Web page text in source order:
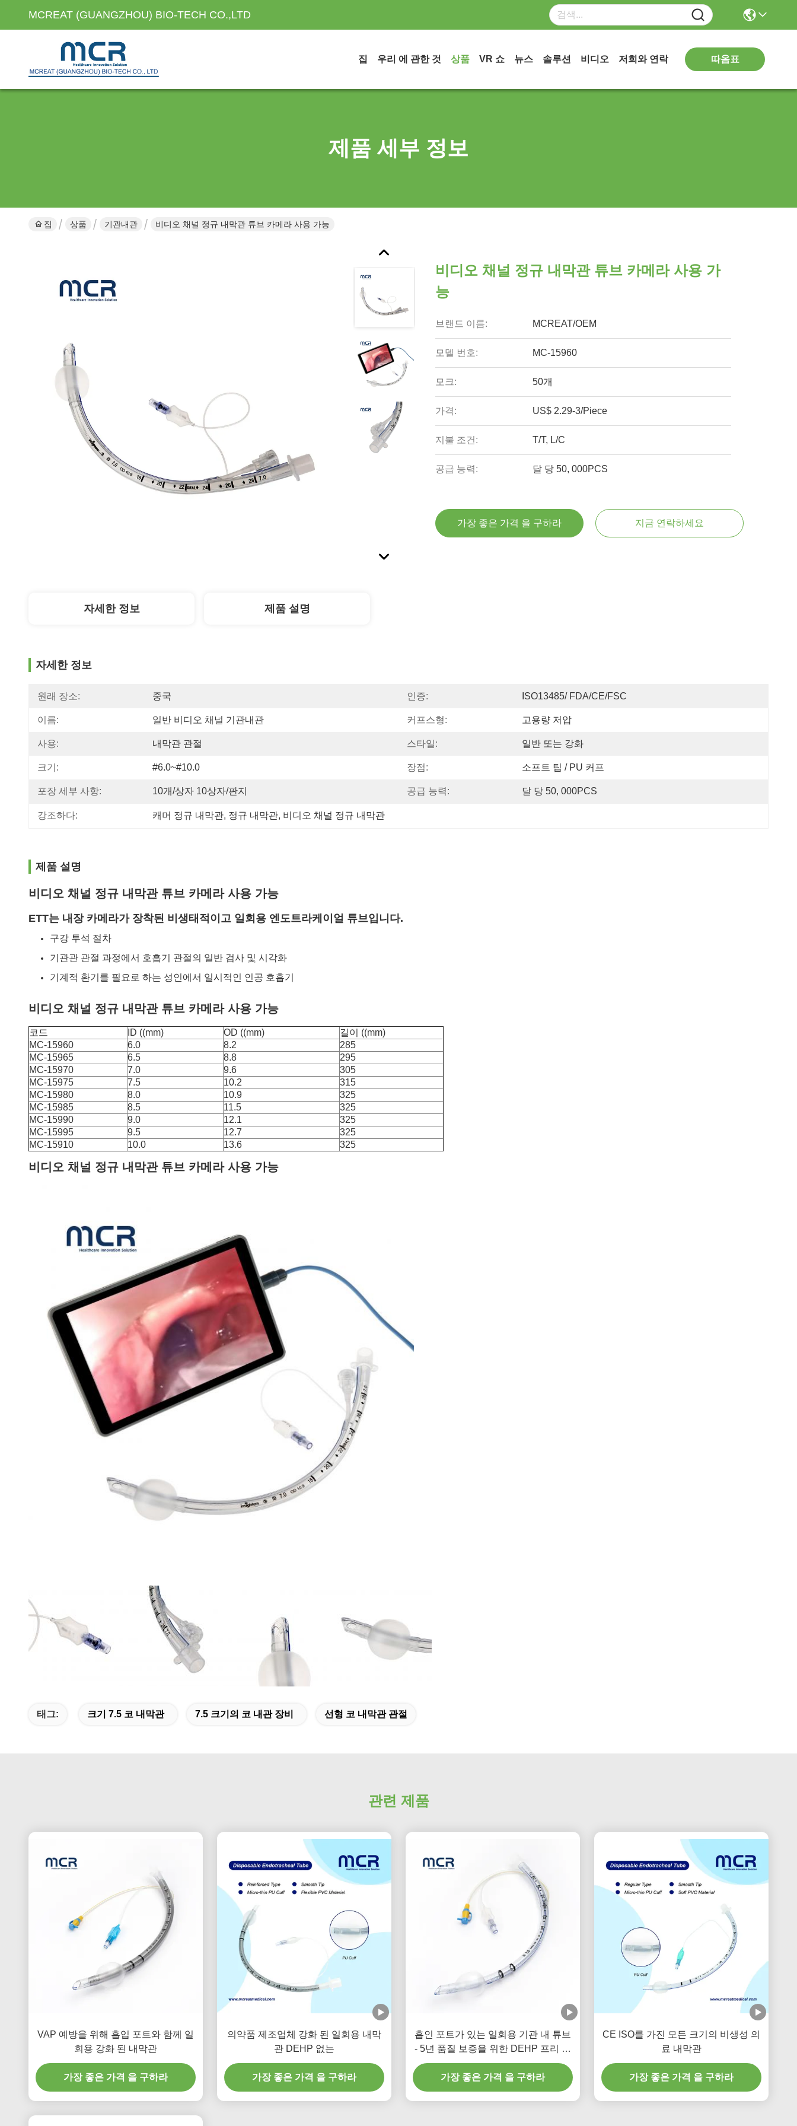
MCREAT (GUANGZHOU) BIO-TECH CO.,LTD
집 우리 에 관한 것 상품 VR 쇼 뉴스 솔루션 비디오 저희와 연락 따옴표
제품 세부 정보
집 상품 기관내관 비디오 채널 정규 내막관 튜브 카메라 사용 가능
비디오 채널 정규 내막관 튜브 카메라 사용 가
능
브랜드 이름: MCREAT/OEM
모델 번호: MC-15960
모크: 50개
가격: US$ 2.29-3/Piece
지불 조건: T/T, L/C
공급 능력: 달 당 50, 000PCS
가장 좋은 가격 을 구하라 지금 연락하세요
자세한 정보 제품 설명
자세한 정보
원래 장소: 중국 인증: ISO13485/ FDA/CE/FSC
이름: 일반 비디오 채널 기관내관 커프스형: 고용량 저압
사용: 내막관 관절 스타일: 일반 또는 강화
크기: #6.0~#10.0 장점: 소프트 팁 / PU 커프
포장 세부 사항: 10개/상자 10상자/판지 공급 능력: 달 당 50, 000PCS
강조하다: 캐머 정규 내막관, 정규 내막관, 비디오 채널 정규 내막관
제품 설명
비디오 채널 정규 내막관 튜브 카메라 사용 가능
ETT는 내장 카메라가 장착된 비생태적이고 일회용 엔도트라케이얼 튜브입니다.
구강 투석 절차
기관관 관절 과정에서 호흡기 관절의 일반 검사 및 시각화
기계적 환기를 필요로 하는 성인에서 일시적인 인공 호흡기
비디오 채널 정규 내막관 튜브 카메라 사용 가능
코드 ID ((mm) OD ((mm)
길이 ((mm)
MC-15960
6.0 8.2
285
MC-15965
6.5 8.8
295
MC-15970
7.0 9.6
305
MC-15975
7.5 10.2
315
MC-15980
8.0 10.9
325
MC-15985
8.5 11.5
325
MC-15990
9.0 12.1
325
MC-15995
9.5 12.7
325
MC-15910
10.0 13.6 325
비디오 채널 정규 내막관 튜브 카메라 사용 가능
태그: 크기 7.5 코 내막관 7.5 크기의 코 내관 장비 선형 코 내막관 관절
관련 제품
VAP 예방을 위해 흡입 포트와 함께 일
회용 강화 된 내막관
가장 좋은 가격 을 구하라
의약품 제조업체 강화 된 일회용 내막
관 DEHP 없는
가장 좋은 가격 을 구하라
흡인 포트가 있는 일회용 기관 내 튜브
- 5년 품질 보증을 위한 DEHP 프리 투
명 PVC
가장 좋은 가격 을 구하라
CE ISO를 가진 모든 크기의 비생성 의
료 내막관
가장 좋은 가격 을 구하라